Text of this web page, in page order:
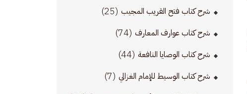
شرح كتاب فتح القريب المجيب (25)
شرح كتاب عوارف المعارف (74)
شرح كتاب الوصايا النافعة (44)
شرح كتاب الوسيط للإمام الغزالي (7)